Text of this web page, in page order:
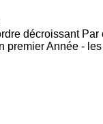
décroissant Par
premierAnnée -